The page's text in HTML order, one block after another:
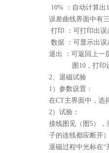
10% ：自动计算出
误差曲线界面中有
打印 ：可打印出误
数据 ：可显示出误
退出 ：可返回上一
图10，打印
2、退磁试验
1）参数设置：
在CT主界面中，选
2）试验：
接线图见（图5），
子的连线都应断开
退磁过程中光标在“